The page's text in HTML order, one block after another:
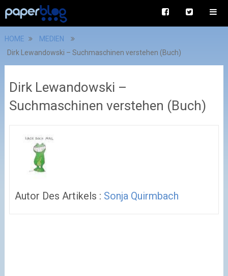
HOME
MEDIEN
Dirk Lewandowski – Suchmaschinen verstehen (Buch)
Dirk Lewandowski –
Suchmaschinen verstehen (Buch)
Autor Des Artikels : Sonja Quirmbach